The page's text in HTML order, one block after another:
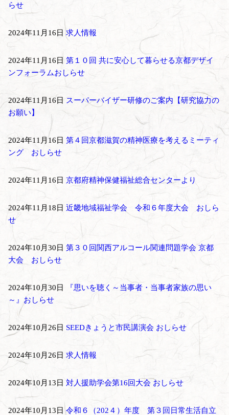
らせ
2024年11月16日 求人情報
2024年11月16日 第１０回 共に安心して暮らせる京都デザイ
ンフォーラムおしらせ
2024年11月16日 スーパーバイザー研修のご案内【研究協力の
お願い】
2024年11月16日 第４回京都滋賀の精神医療を考えるミーティ
ング おしらせ
2024年11月16日 京都府精神保健福祉総合センターより
2024年11月18日 近畿地域福祉学会 令和６年度大会 おしら
せ
2024年10月30日 第３０回関西アルコール関連問題学会 京都
大会 おしらせ
2024年10月30日
『思いを聴く～当事者・当事者家族の思い
～』おしらせ
2024年10月26日 SEEDきょうと市民講演会 おしらせ
2024年10月26日 求人情報
2024年10月13日 対人援助学会第16回大会 おしらせ
2024年10月13日令和６（202４）年度 第３回日常生活自立